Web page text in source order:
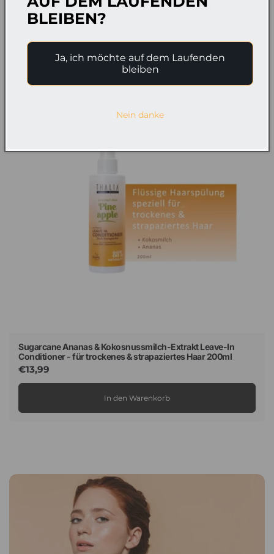
Olivenöl & Macadamia Haarmaske 175ml
Normaler
€42,98 Verkaufspreis
€24,99
Sugarcane Ananas & Kokosnussmilch-Extrakt Leave-In
Conditioner - für trockenes & strapaziertes Haar 200ml
Normaler
Preis
€13,99
In den Warenkorb
BLEIBEN?
Ja, ich möchte auf dem Laufenden
bleiben
Nein danke